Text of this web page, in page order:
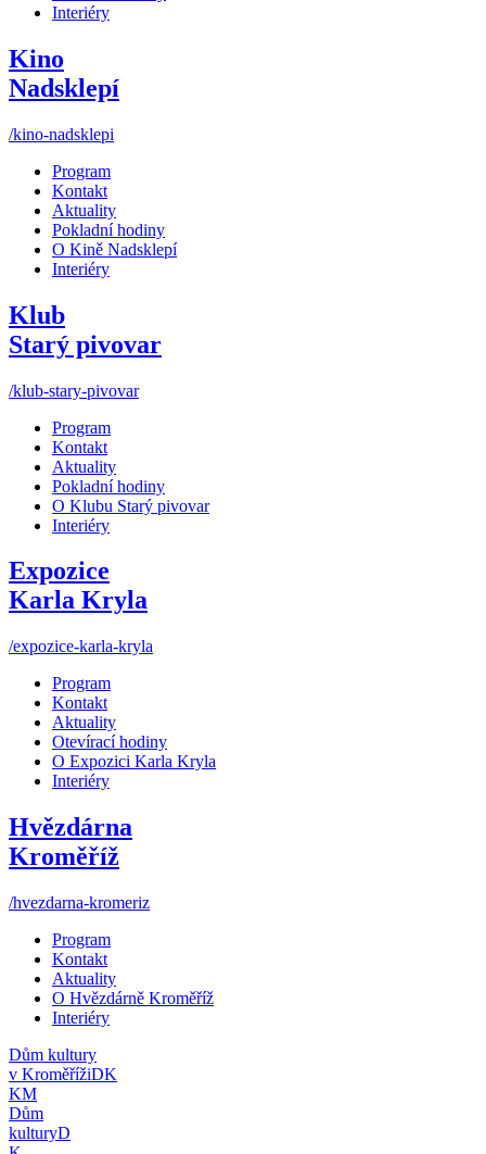
Interiéry
Kino
Nadsklepí
/kino-nadsklepi
Program
Kontakt
Aktuality
Pokladní hodiny
O Kině Nadsklepí
Interiéry
Klub
Starý pivovar
/klub-stary-pivovar
Program
Kontakt
Aktuality
Pokladní hodiny
O Klubu Starý pivovar
Interiéry
Expozice
Karla Kryla
/expozice-karla-kryla
Program
Kontakt
Aktuality
Otevírací hodiny
O Expozici Karla Kryla
Interiéry
Hvězdárna
Kroměříž
/hvezdarna-kromeriz
Program
Kontakt
Aktuality
O Hvězdárně Kroměříž
Interiéry
Dům kultury
v KroměřížiDK
KM
Dům
kulturyD